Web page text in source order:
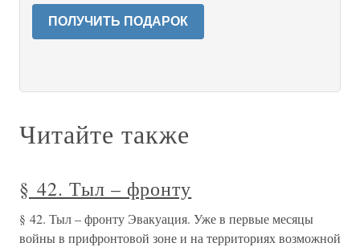
ПОЛУЧИТЬ ПОДАРОК
Читайте также
§ 42. Тыл – фронту
§ 42. Тыл – фронту Эвакуация. Уже в первые месяцы
войны в прифронтовой зоне и на территориях возможной